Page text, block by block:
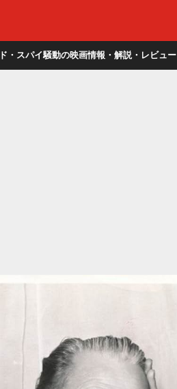
・スパイ騒動の映画情報・解説・レビュー